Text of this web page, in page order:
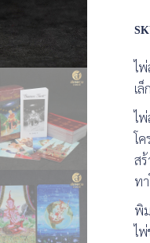
ไ
เ
ไ
โ
ส
ท
พิ
ไ